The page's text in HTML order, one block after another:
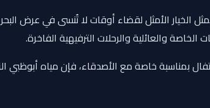
الخيار الأمثل لقضاء أوقات لا تُنسى في عرض
والعائلية والرحلات الترفيهية الفاخرة.
خاصة مع الأصدقاء، فإن مياه أبوظبي